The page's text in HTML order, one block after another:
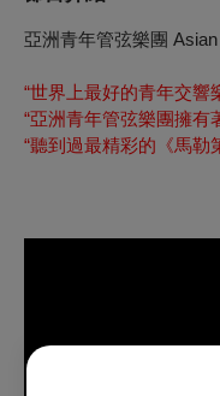
亞洲青年管弦樂團
“世界上最好的青年交
“亞洲青年管弦樂團擁
“聽到過最精彩的《馬